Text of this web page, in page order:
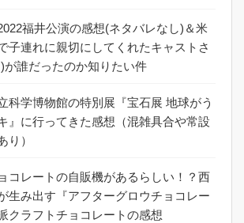
福井公演の感想(ネタバレなし)＆米
子連れに親切にしてくれたキャストさ
が誰だったのか知りたい件
科学博物館の特別展『宝石展 地球がう
』に行ってきた感想（混雑具合や常設
り）
コレートの自販機があるらしい！？西
生み出す『アフターグロウチョコレー
クラフトチョコレートの感想